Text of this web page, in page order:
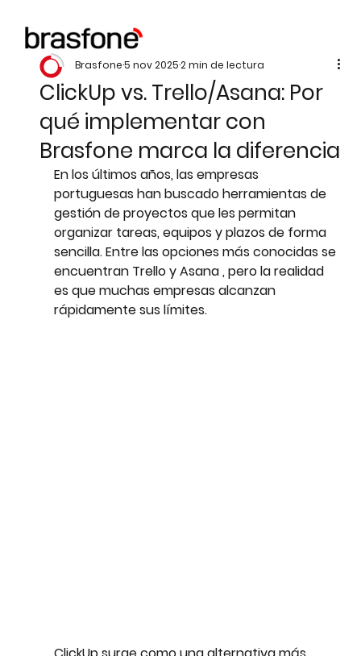
ClickUp vs. Trello/Asana: Por
qué implementar con
Brasfone marca la diferencia
Brasfone5 nov 20252 min de lectura
En los últimos años, las empresas
portuguesas han buscado herramientas de
gestión de proyectos que les permitan
organizar tareas, equipos y plazos de forma
sencilla. Entre las opciones más conocidas se
encuentran Trello y Asana , pero la realidad
es que muchas empresas alcanzan
rápidamente sus límites.